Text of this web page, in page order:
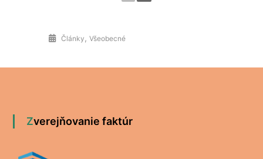
Články ,Všeobecné
Zverejňovanie faktúr